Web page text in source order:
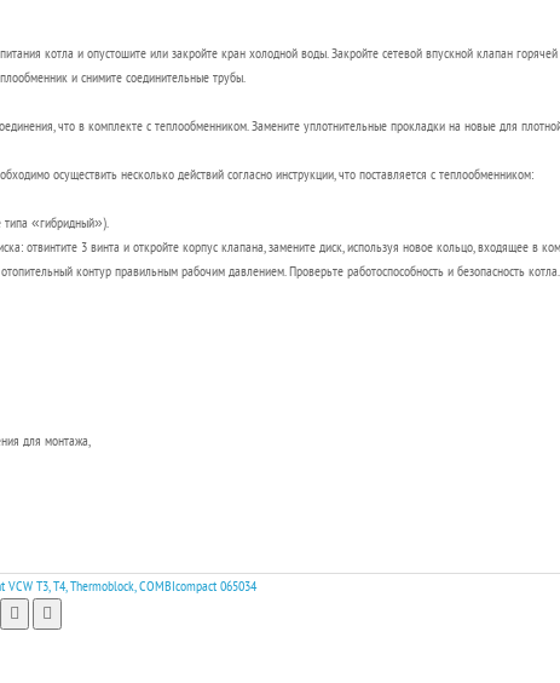
котла и опустошите или закройте кран холодной воды. Закройте сетевой впускной клапан
и снимите соединительные трубы.
что в комплекте с теплообменником. Замените уплотнительные прокладки на новые для
осуществить несколько действий согласно инструкции, что поставляется с теплообменником:
типа «гибридный»).
отвинтите 3 винта и откройте корпус клапана, замените диск, используя новое кольцо, входящее в
контур правильным рабочим давлением. Проверьте работоспособность и безопасность котла.
для монтажа,